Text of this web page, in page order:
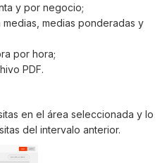
y por negocio;
medias, medias ponderadas y
por hora;
PDF.
en el área seleccionada y lo
del intervalo anterior.